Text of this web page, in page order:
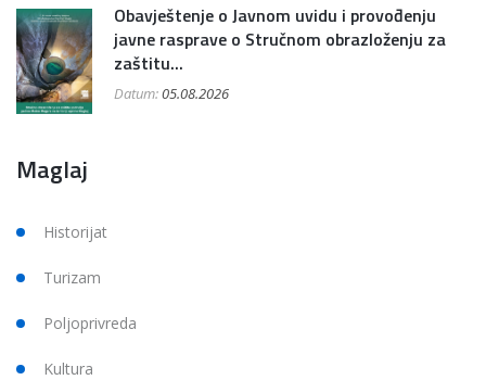
Obavještenje o Javnom uvidu i provođenju
javne rasprave o Stručnom obrazloženju za
zaštitu...
Datum:05.08.2026
Maglaj
Historijat
Turizam
Poljoprivreda
Kultura